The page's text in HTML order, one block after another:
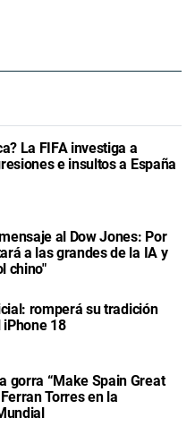
La FIFA investiga a
e insultos a España
al Dow Jones: Por
a las grandes de la IA y
chino"
romperá su tradición
18
gorra “Make Spain Great
Torres en la